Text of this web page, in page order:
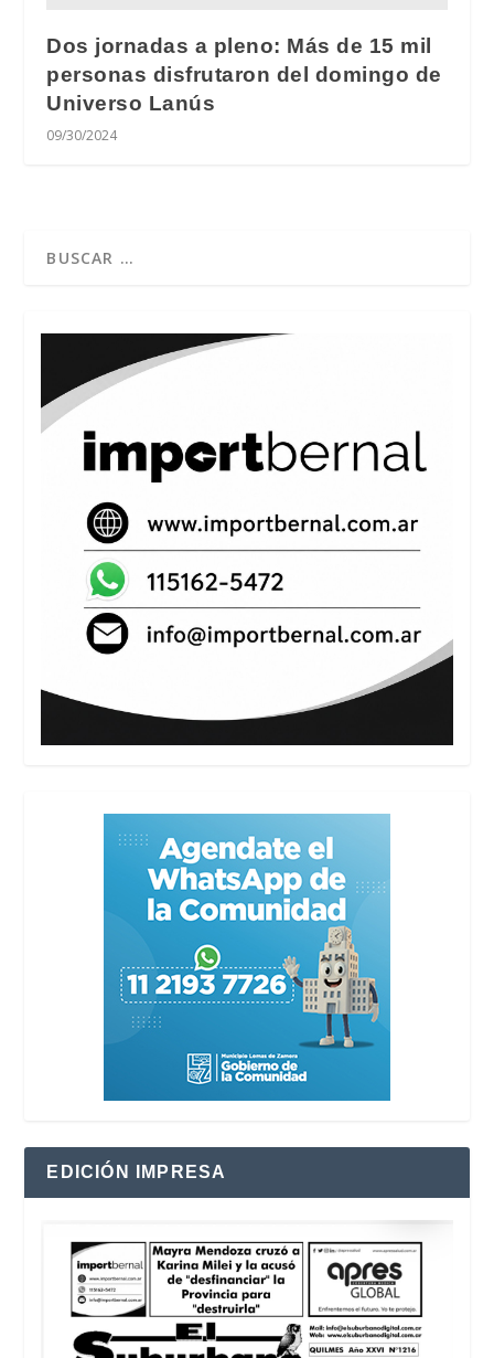
Dos jornadas a pleno: Más de 15 mil
personas disfrutaron del domingo de
Universo Lanús
09/30/2024
EDICIÓN IMPRESA